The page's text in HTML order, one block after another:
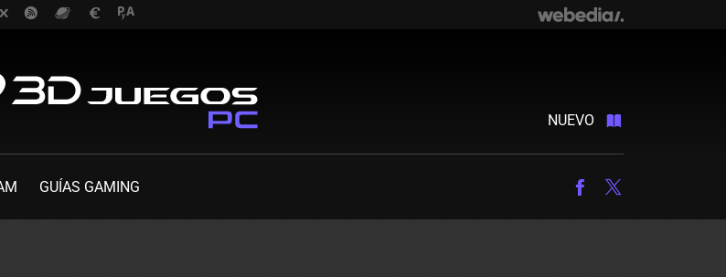
NUEVO
GUÍAS GAMING Facebook